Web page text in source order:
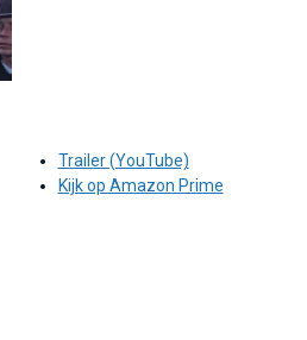
Trailer (YouTube)
Kijk op Amazon Prime